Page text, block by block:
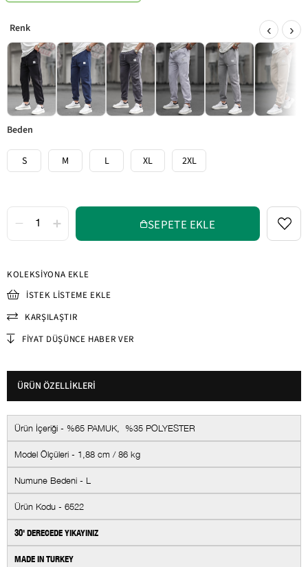
‹ ›
beden
S M L XL 2XL
KOLEKSIYONA EKLE
İSTEK LISTEME EKLE
KARŞILAŞTIR
FIYAT DÜŞÜNCE HABER VER
ÜRÜN ÖZELLIKLERI
Ürün İçeriği - %65 PAMUK, %35 POLYESTER
Model Ölçüleri - 1,88 cm / 86 kg
Numune Bedeni - L
Ürün Kodu - 6522
30' DERECEDE YIKAYINIZ
MADE IN TURKEY